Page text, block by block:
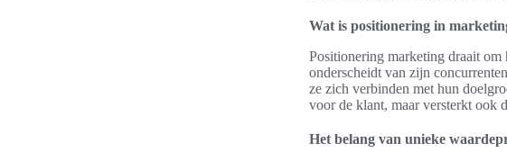
Wat is positionering in
Positionering marketing draait om
onderscheidt van zijn
ze zich verbinden met hun
voor de klant, maar versterkt ook
Het belang van unieke